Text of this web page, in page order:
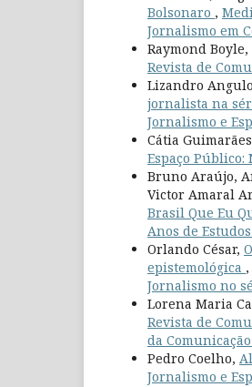
Bolsonaro ,
Jornalismo em
Raymond Boyle,
Revista de
Lizandro
jornalista na
Jornalismo e
Cátia
Espaço Público:
Bruno Araújo,
Victor Amaral
Brasil Que Eu
Anos de
Orlando César,
epistemológica ,
Jornalismo no
Lorena Maria
Revista de
da
Pedro Coelho,
Jornalismo e